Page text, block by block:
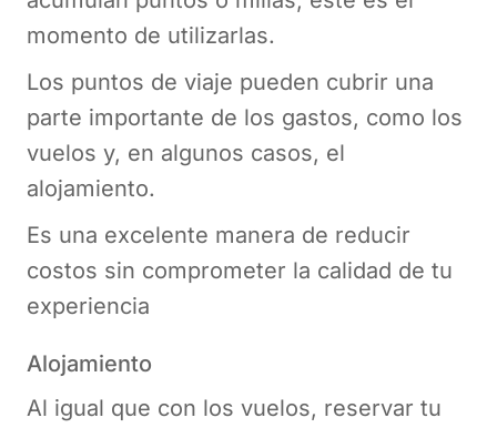
momento de utilizarlas.
Los puntos de viaje pueden cubrir una
parte importante de los gastos, como los
vuelos y, en algunos casos, el
alojamiento.
Es una excelente manera de reducir
costos sin comprometer la calidad de tu
experiencia​
Alojamiento
Al igual que con los vuelos, reservar tu